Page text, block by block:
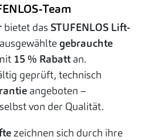
Team
bietet das STUFENLOS Lift-
ausgewähltegebrauchte
15 % Rabatt an.
geprüft, technisch
angeboten –
von der Qualität.
zeichnen sich durch ihre